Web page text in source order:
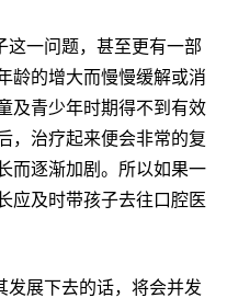
这一问题，甚至更有一部
龄的增大而慢慢缓解或消
及青少年时期得不到有效
，治疗起来便会非常的复
而逐渐加剧。所以如果一
应及时带孩子去往口腔医
发展下去的话，将会并发